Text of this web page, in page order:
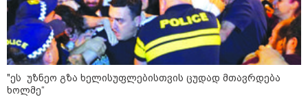
ევროპელმა და რუსმა ყოფილმა
მაღალჩინოსნებმა უკრაინაში
ომთან დაკავშირებით
მოლაპარაკებები გამართეს - რა
არის ცნობილი შეხვედრაზე
"ეს უზნეო გზა ხელისუფლებისთვის ცუდად მთავრდება
ხოლმე“